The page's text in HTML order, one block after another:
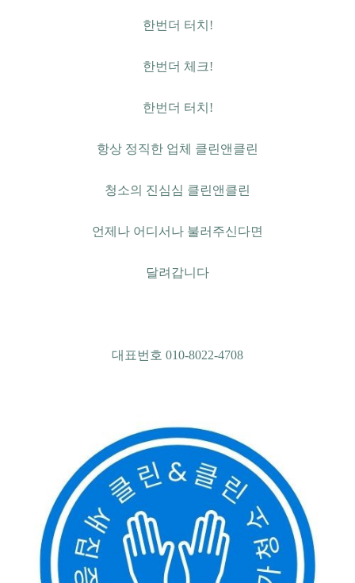
한번더 터치!
한번더 체크!
한번더 터치!
항상 정직한 업체 클린앤클린
청소의 진심심 클린앤클린
언제나 어디서나 불러주신다면
달려갑니다
대표번호 010-8022-4708